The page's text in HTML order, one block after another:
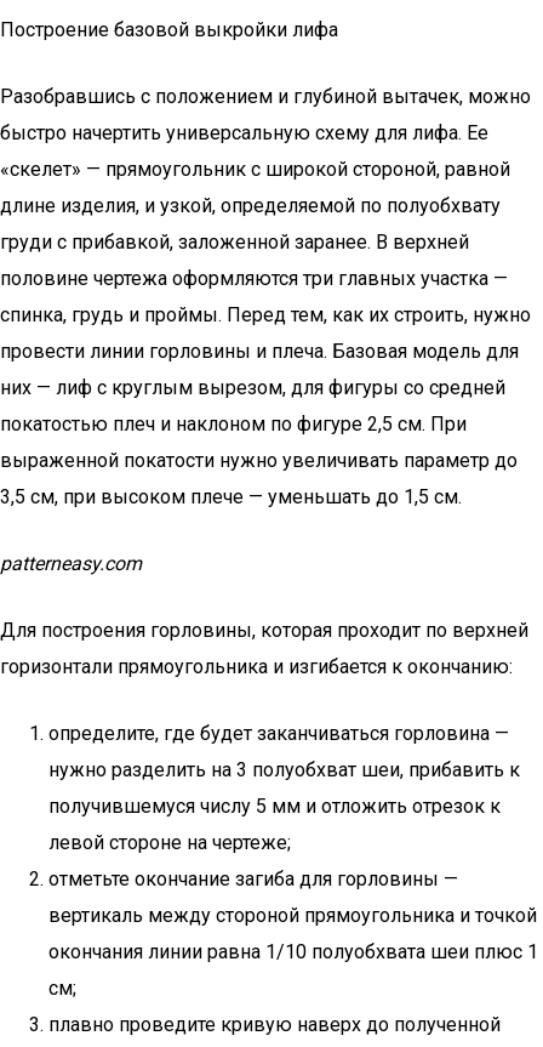
Построение базовой выкройки лифа
Разобравшись с положением и глубиной вытачек, можно
быстро начертить универсальную схему для лифа. Ее
«скелет» — прямоугольник с широкой стороной, равной
длине изделия, и узкой, определяемой по полуобхвату
груди с прибавкой, заложенной заранее. В верхней
половине чертежа оформляются три главных участка —
спинка, грудь и проймы. Перед тем, как их строить, нужно
провести линии горловины и плеча. Базовая модель для
них — лиф с круглым вырезом, для фигуры со средней
покатостью плеч и наклоном по фигуре 2,5 см. При
выраженной покатости нужно увеличивать параметр до
3,5 см, при высоком плече — уменьшать до 1,5 см.
patterneasy.com
Для построения горловины, которая проходит по верхней
горизонтали прямоугольника и изгибается к окончанию:
определите, где будет заканчиваться горловина —
нужно разделить на 3 полуобхват шеи, прибавить к
получившемуся числу 5 мм и отложить отрезок к
левой стороне на чертеже;
отметьте окончание загиба для горловины —
вертикаль между стороной прямоугольника и точкой
окончания линии равна 1/10 полуобхвата шеи плюс 1
см;
плавно проведите кривую наверх до полученной